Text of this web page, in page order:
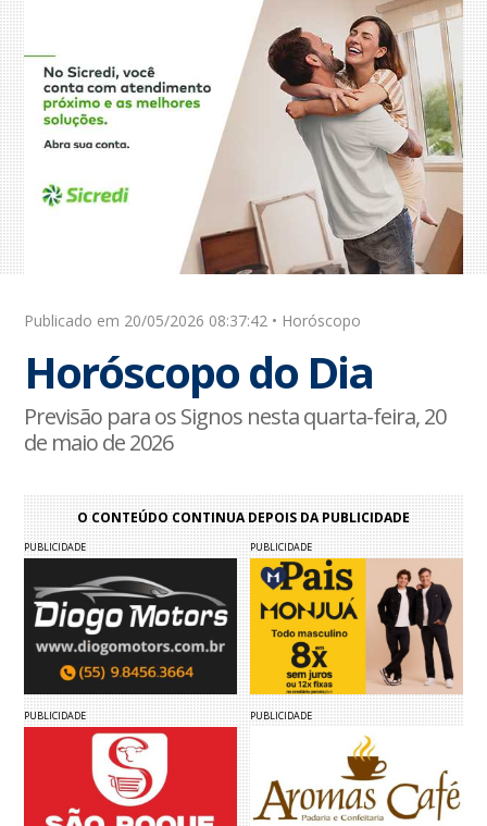
Publicado em 20/05/2026 08:37:42 • Horóscopo
Horóscopo do Dia
Previsão para os Signos nesta quarta-feira, 20
de maio de 2026
O CONTEÚDO CONTINUA DEPOIS DA PUBLICIDADE
PUBLICIDADE PUBLICIDADE
PUBLICIDADE PUBLICIDADE